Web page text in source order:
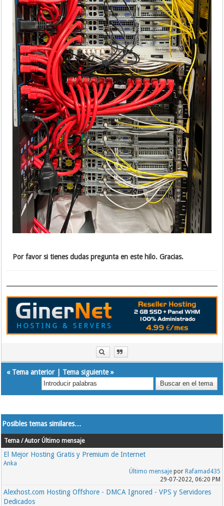
Por favor si tienes dudas pregunta en este hilo. Gracias.
« Tema anterior| Tema siguiente»
Posibles temas similares…
Tema / Autor Último mensaje
El Mejor Hosting Gratis y Premium de Internet
Anka
Último mensajepor Rafamad435
29-07-2022, 06:20 PM
Alexhost.com Hosting Offshore - DMCA Ignored - VPS y Servidores
Dedicados